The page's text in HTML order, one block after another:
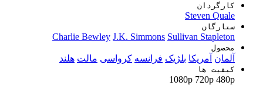
کارگردان
Steven Quale
ستارگان
Charlie Bewley J.K. Simmons Sullivan Stapleton
محصول
آلمان آمریکا بلژیک فرانسه کرواسی مالت هلند
کیفیت ها
1080p 720p 480p